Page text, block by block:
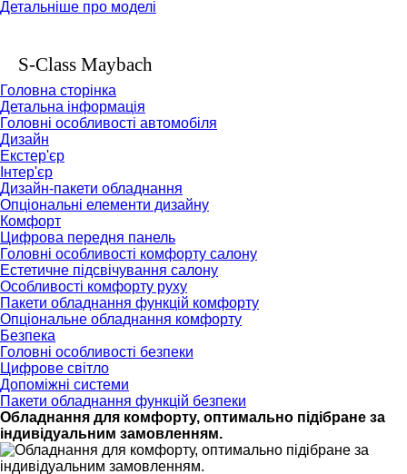
Детальніше про моделі
S-Class Maybach
Головна сторінка
Детальна інформація
Головні особливості автомобіля
Дизайн
Екстер'єр
Інтер'єр
Дизайн-пакети обладнання
Опціональні елементи дизайну
Комфорт
Цифрова передня панель
Головні особливості комфорту салону
Естетичне підсвічування салону
Особливості комфорту руху
Пакети обладнання функцій комфорту
Опціональне обладнання комфорту
Безпека
Головні особливості безпеки
Цифрове світло
Допоміжні системи
Пакети обладнання функцій безпеки
Обладнання для комфорту, оптимально підібране за
індивідуальним замовленням.